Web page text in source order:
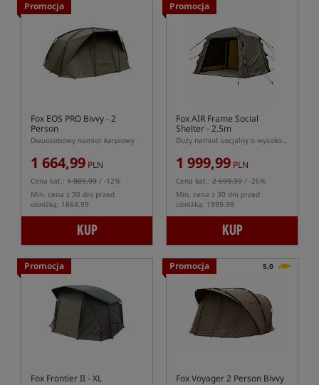
Promocja
Fox EOS PRO Bivvy - 2
Person
Dwuosobowy namiot karpiowy
1 664,99 PLN
Cena kat.: 1 889,99 / -12%
Min. cena z 30 dni przed
obniżką: 1664.99
KUP
Promocja
Fox AIR Frame Social
Shelter - 2.5m
Duży namiot socjalny o wysokości 2.5m z dmuchanym stelażem
1 999,99 PLN
Cena kat.: 2 699,99 / -26%
Min. cena z 30 dni przed
obniżką: 1999.99
KUP
Promocja
Fox Frontier II - XL
Promocja 5,0
Fox Voyager 2 Person Bivvy